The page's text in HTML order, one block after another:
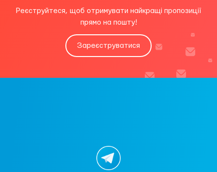
Реєструйтеся, щоб отримувати найкращі пропозиції
прямо на пошту!
Зареєструватися